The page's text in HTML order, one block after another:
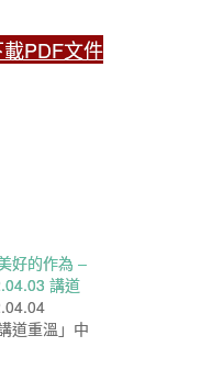
載PDF文件
好的作為 –
講道
道重溫」中